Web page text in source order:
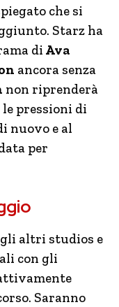
che si
Starz ha
di Ava
ancora senza
non riprenderà
pressioni di
nuovo e al
per
altri studios e
con gli
Saranno